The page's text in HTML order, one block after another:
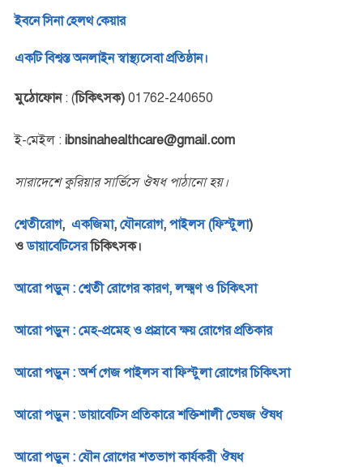
ইবনে সিনা হেলথ কেয়ার
একটি বিশ্বস্ত অনলাইন স্বাস্থ্যসেবা প্রতিষ্ঠান।
মুঠোফোন: (চিকিৎসক)01762-240650
ই-মেইল : ibnsinahealthcare@gmail.com
সারাদেশে কুরিয়ার সার্ভিসে ঔষধ পাঠানো হয়।
শ্বেতীরোগ, একজিমা, যৌনরোগ,পাইলস (ফিস্টুলা)
ওডায়াবেটিসেরচিকিৎসক।
আরো পড়ুন : শ্বেতী রোগের কারণ, লক্ষ্মণ ও চিকিৎসা
আরো পড়ুন : মেহ-প্রমেহ ও প্রস্রাবে ক্ষয় রোগের প্রতিকার
আরো পড়ুন : অর্শ গেজ পাইলস বা ফিস্টুলা রোগের চিকিৎসা
আরো পড়ুন : ডায়াবেটিস প্রতিকারে শক্তিশালী ভেষজ ঔষধ
আরো পড়ুন : যৌন রোগের শতভাগ কার্যকরী ঔষধ